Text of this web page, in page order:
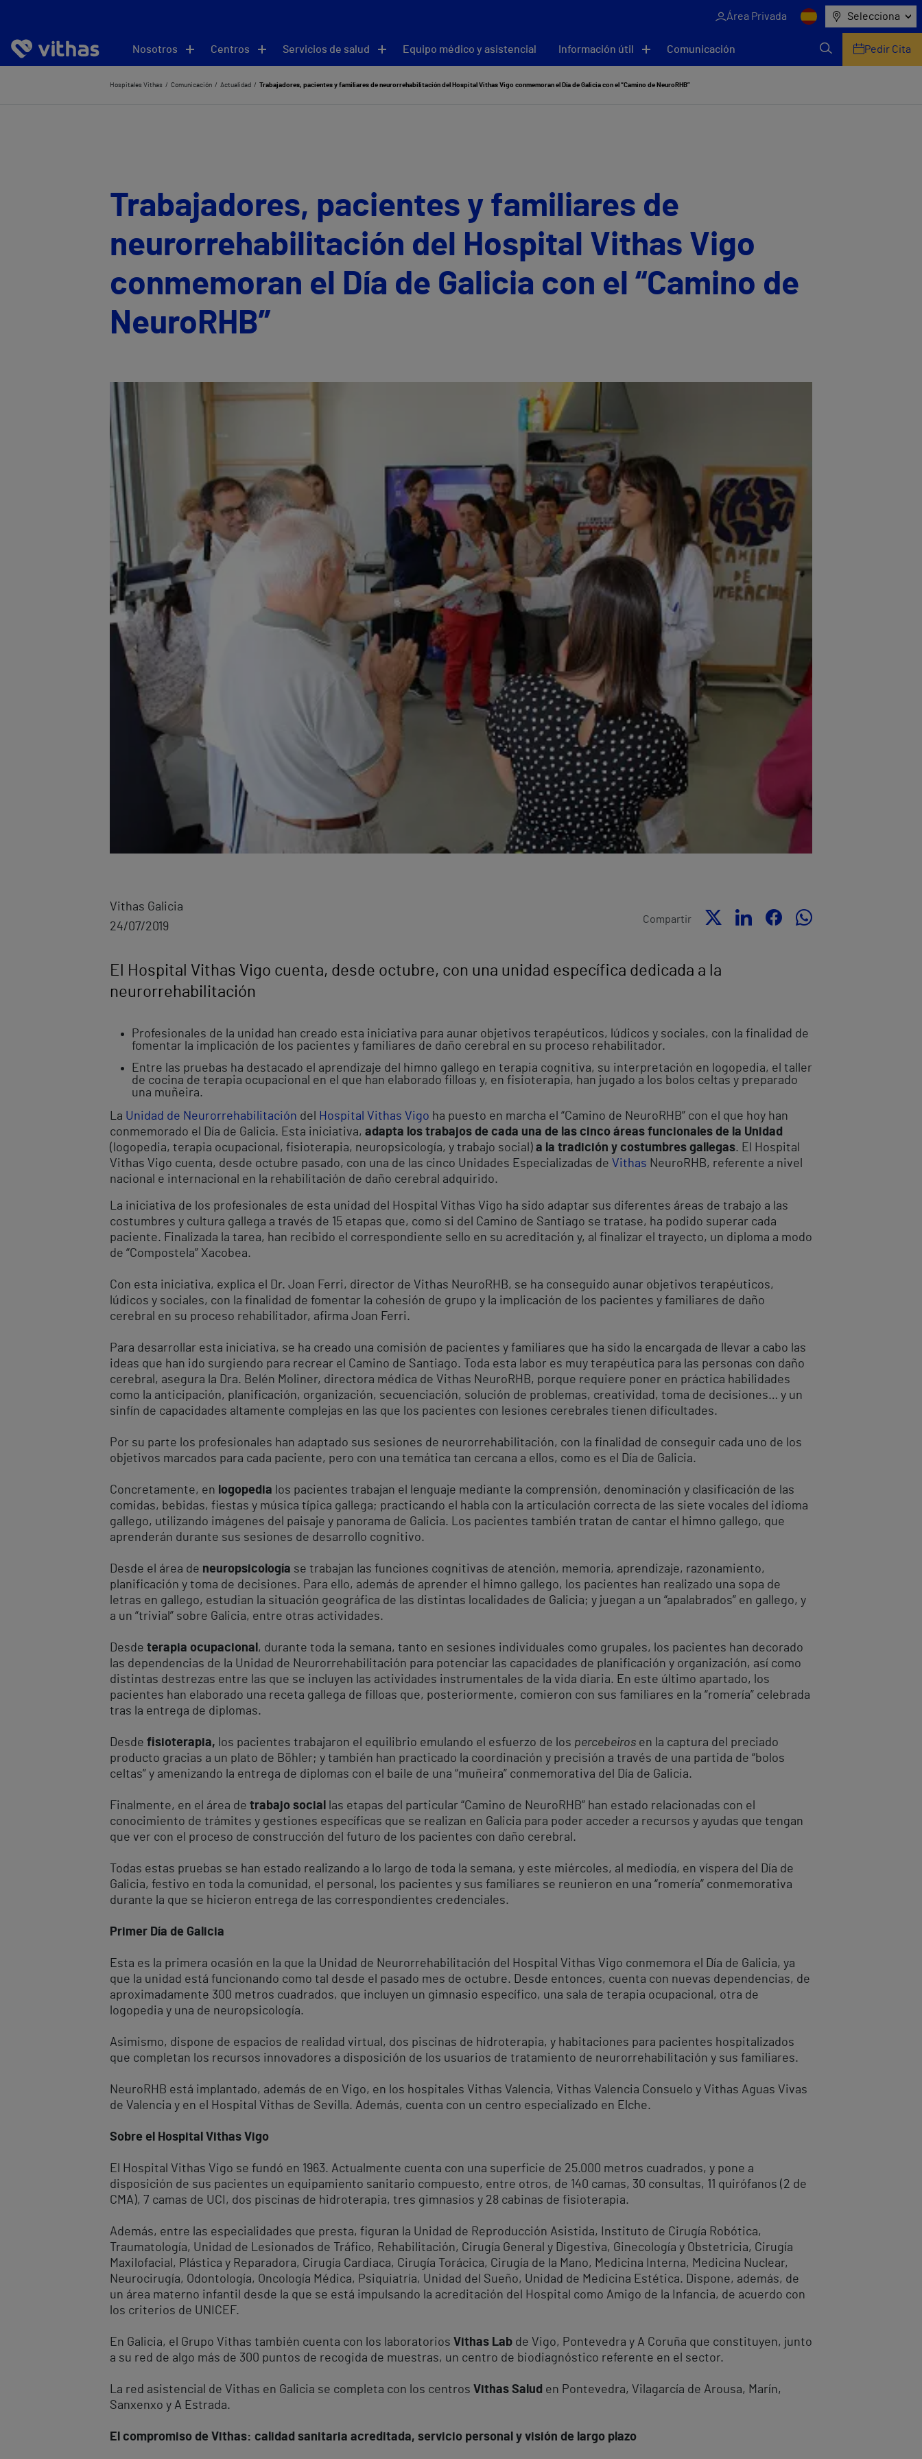
Área Privada Selecciona
Nosotros Centros Servicios de salud Equipo médico y asistencial Información útil Comunicación Pedir Cita
Hospitales Vithas Comunicación Actualidad Trabajadores, pacientes y familiares de neurorrehabilitación del Hospital Vithas Vigo conmemoran el Día de Galicia con el “Camino de NeuroRHB”
Trabajadores, pacientes y familiares de
neurorrehabilitación del Hospital Vithas Vigo
conmemoran el Día de Galicia con el “Camino de
NeuroRHB”
Vithas Galicia
24/07/2019
Compartir
El Hospital Vithas Vigo cuenta, desde octubre, con una unidad específica dedicada a la
neurorrehabilitación
Profesionales de la unidad han creado esta iniciativa para aunar objetivos terapéuticos, lúdicos y sociales, con la finalidad de
fomentar la implicación de los pacientes y familiares de daño cerebral en su proceso rehabilitador.
Entre las pruebas ha destacado el aprendizaje del himno gallego en terapia cognitiva, su interpretación en logopedia, el taller
de cocina de terapia ocupacional en el que han elaborado filloas y, en fisioterapia, han jugado a los bolos celtas y preparado
una muñeira.
La Unidad de Neurorrehabilitación del Hospital Vithas Vigo ha puesto en marcha el “Camino de NeuroRHB” con el que hoy han
conmemorado el Día de Galicia. Esta iniciativa, adapta los trabajos de cada una de las cinco áreas funcionales de la Unidad
(logopedia, terapia ocupacional, fisioterapia, neuropsicología, y trabajo social) a la tradición y costumbres gallegas. El Hospital
Vithas Vigo cuenta, desde octubre pasado, con una de las cinco Unidades Especializadas de Vithas NeuroRHB, referente a nivel
nacional e internacional en la rehabilitación de daño cerebral adquirido.
La iniciativa de los profesionales de esta unidad del Hospital Vithas Vigo ha sido adaptar sus diferentes áreas de trabajo a las
costumbres y cultura gallega a través de 15 etapas que, como si del Camino de Santiago se tratase, ha podido superar cada
paciente. Finalizada la tarea, han recibido el correspondiente sello en su acreditación y, al finalizar el trayecto, un diploma a modo
de “Compostela” Xacobea.
Con esta iniciativa, explica el Dr. Joan Ferri, director de Vithas NeuroRHB, se ha conseguido aunar objetivos terapéuticos,
lúdicos y sociales, con la finalidad de fomentar la cohesión de grupo y la implicación de los pacientes y familiares de daño
cerebral en su proceso rehabilitador, afirma Joan Ferri.
Para desarrollar esta iniciativa, se ha creado una comisión de pacientes y familiares que ha sido la encargada de llevar a cabo las
ideas que han ido surgiendo para recrear el Camino de Santiago. Toda esta labor es muy terapéutica para las personas con daño
cerebral, asegura la Dra. Belén Moliner, directora médica de Vithas NeuroRHB, porque requiere poner en práctica habilidades
como la anticipación, planificación, organización, secuenciación, solución de problemas, creatividad, toma de decisiones… y un
sinfín de capacidades altamente complejas en las que los pacientes con lesiones cerebrales tienen dificultades.
Por su parte los profesionales han adaptado sus sesiones de neurorrehabilitación, con la finalidad de conseguir cada uno de los
objetivos marcados para cada paciente, pero con una temática tan cercana a ellos, como es el Día de Galicia.
Concretamente, en logopedia los pacientes trabajan el lenguaje mediante la comprensión, denominación y clasificación de las
comidas, bebidas, fiestas y música típica gallega; practicando el habla con la articulación correcta de las siete vocales del idioma
gallego, utilizando imágenes del paisaje y panorama de Galicia. Los pacientes también tratan de cantar el himno gallego, que
aprenderán durante sus sesiones de desarrollo cognitivo.
Desde el área de neuropsicología se trabajan las funciones cognitivas de atención, memoria, aprendizaje, razonamiento,
planificación y toma de decisiones. Para ello, además de aprender el himno gallego, los pacientes han realizado una sopa de
letras en gallego, estudian la situación geográfica de las distintas localidades de Galicia; y juegan a un “apalabrados” en gallego, y
a un “trivial” sobre Galicia, entre otras actividades.
Desde terapia ocupacional , durante toda la semana, tanto en sesiones individuales como grupales, los pacientes han decorado
las dependencias de la Unidad de Neurorrehabilitación para potenciar las capacidades de planificación y organización, así como
distintas destrezas entre las que se incluyen las actividades instrumentales de la vida diaria. En este último apartado, los
pacientes han elaborado una receta gallega de filloas que, posteriormente, comieron con sus familiares en la “romería” celebrada
tras la entrega de diplomas.
Desde fisioterapia, los pacientes trabajaron el equilibrio emulando el esfuerzo de los percebeiros en la captura del preciado
producto gracias a un plato de Böhler; y también han practicado la coordinación y precisión a través de una partida de “bolos
celtas” y amenizando la entrega de diplomas con el baile de una “muñeira” conmemorativa del Día de Galicia.
Finalmente, en el área de trabajo social
las etapas del particular “Camino de NeuroRHB” han estado relacionadas con el
conocimiento de trámites y gestiones específicas que se realizan en Galicia para poder acceder a recursos y ayudas que tengan
que ver con el proceso de construcción del futuro de los pacientes con daño cerebral.
Todas estas pruebas se han estado realizando a lo largo de toda la semana, y este miércoles, al mediodía, en víspera del Día de
Galicia, festivo en toda la comunidad, el personal, los pacientes y sus familiares se reunieron en una “romería” conmemorativa
durante la que se hicieron entrega de las correspondientes credenciales.
Primer Día de Galicia
Esta es la primera ocasión en la que la Unidad de Neurorrehabilitación del Hospital Vithas Vigo conmemora el Día de Galicia, ya
que la unidad está funcionando como tal desde el pasado mes de octubre. Desde entonces, cuenta con nuevas dependencias, de
aproximadamente 300 metros cuadrados, que incluyen un gimnasio específico, una sala de terapia ocupacional, otra de
logopedia y una de neuropsicología.
Asimismo, dispone de espacios de realidad virtual, dos piscinas de hidroterapia, y habitaciones para pacientes hospitalizados
que completan los recursos innovadores a disposición de los usuarios de tratamiento de neurorrehabilitación y sus familiares.
NeuroRHB está implantado, además de en Vigo, en los hospitales Vithas Valencia, Vithas Valencia Consuelo y Vithas Aguas Vivas
de Valencia y en el Hospital Vithas de Sevilla. Además, cuenta con un centro especializado en Elche.
Sobre el Hospital Vithas Vigo
El Hospital Vithas Vigo se fundó en 1963. Actualmente cuenta con una superficie de 25.000 metros cuadrados, y pone a
disposición de sus pacientes un equipamiento sanitario compuesto, entre otros, de 140 camas, 30 consultas, 11 quirófanos (2 de
CMA), 7 camas de UCI, dos piscinas de hidroterapia, tres gimnasios y 28 cabinas de fisioterapia.
Además, entre las especialidades que presta, figuran la Unidad de Reproducción Asistida, Instituto de Cirugía Robótica,
Traumatología, Unidad de Lesionados de Tráfico, Rehabilitación, Cirugía General y Digestiva, Ginecología y Obstetricia, Cirugía
Maxilofacial, Plástica y Reparadora, Cirugía Cardiaca, Cirugía Torácica, Cirugía de la Mano, Medicina Interna, Medicina Nuclear,
Neurocirugía, Odontología, Oncología Médica, Psiquiatría, Unidad del Sueño, Unidad de Medicina Estética. Dispone, además, de
un área materno infantil desde la que se está impulsando la acreditación del Hospital como Amigo de la Infancia, de acuerdo con
los criterios de UNICEF.
En Galicia, el Grupo Vithas también cuenta con los laboratorios Vithas Lab de Vigo, Pontevedra y A Coruña que constituyen, junto
a su red de algo más de 300 puntos de recogida de muestras, un centro de biodiagnóstico referente en el sector.
La red asistencial de Vithas en Galicia se completa con los centros Vithas Salud en Pontevedra, Vilagarcía de Arousa, Marín,
Sanxenxo y A Estrada.
El compromiso de Vithas: calidad sanitaria acreditada, servicio personal y visión de largo plazo